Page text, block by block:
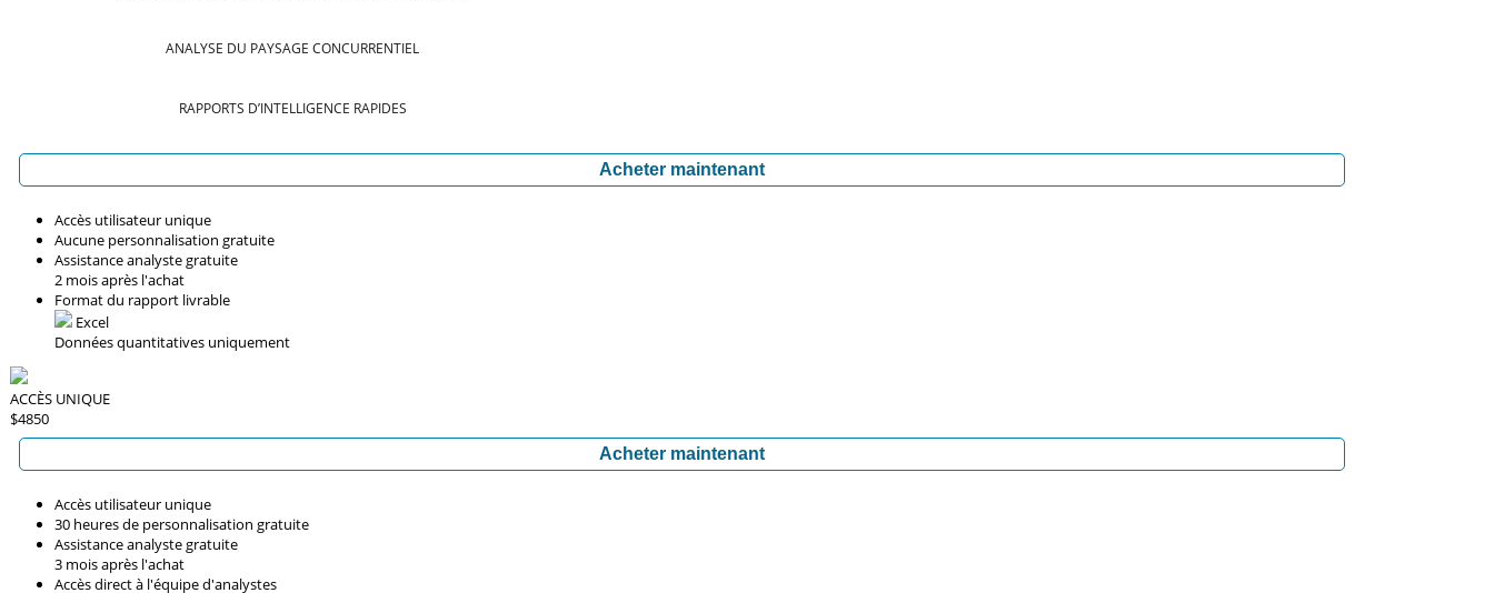
ANALYSE DU PAYSAGE CONCURRENTIEL
RAPPORTS D’INTELLIGENCE RAPIDES
Acheter maintenant
Accès utilisateur unique
Aucune personnalisation gratuite
Assistance analyste gratuite
2 mois après l'achat
Format du rapport livrable
Excel
Données quantitatives uniquement
ACCÈS UNIQUE
$4850
Acheter maintenant
Accès utilisateur unique
30 heures de personnalisation gratuite
Assistance analyste gratuite
3 mois après l'achat
Accès direct à l'équipe d'analystes